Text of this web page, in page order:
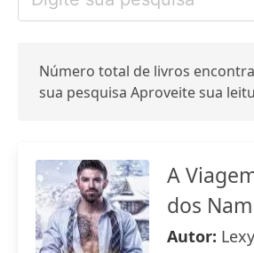
Número total de livros
sua pesquisa Aproveite sua
A
dos
Autor: